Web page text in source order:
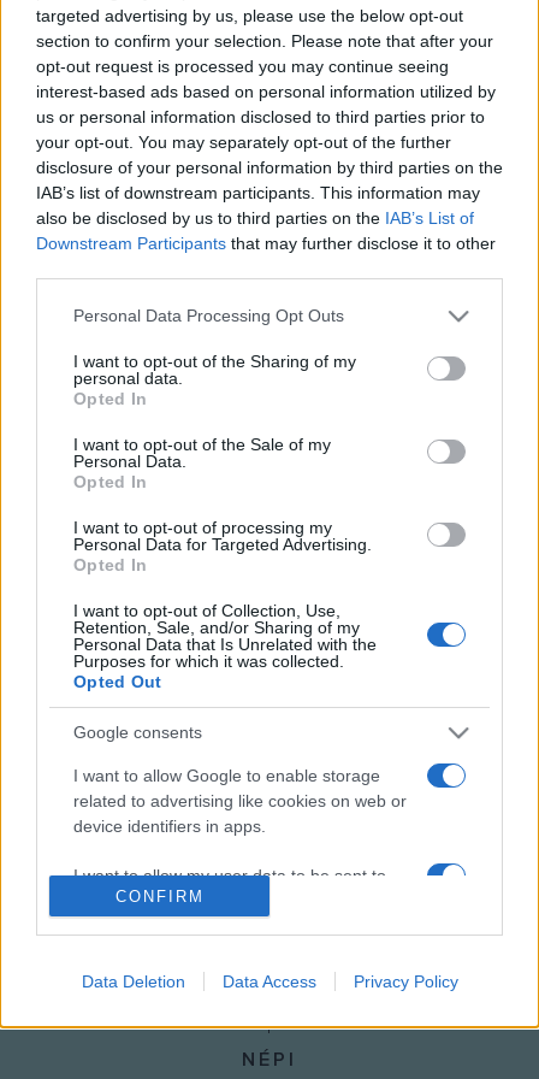
targeted advertising by us, please use the below opt-out
section to confirm your selection. Please note that after your
opt-out request is processed you may continue seeing
interest-based ads based on personal information utilized by
us or personal information disclosed to third parties prior to
your opt-out. You may separately opt-out of the further
disclosure of your personal information by third parties on the
IAB’s list of downstream participants. This information may
also be disclosed by us to third parties on the IAB’s List of
Downstream Participants that may further disclose it to other
Please note that this website/app uses one or more Google
not limited to your visit or usage behaviour. You may click to
grant or deny consent to Google and its third-party tags to
use your data for below specified purposes in below Google
consent section.
Personal Data Processing Opt Outs
I want to opt-out of the Sharing of my
personal data.
Opted In
I want to opt-out of the Sale of my
Personal Data.
Opted In
I want to opt-out of processing my
Personal Data for Targeted Advertising.
Opted In
I want to opt-out of Collection, Use,
Retention, Sale, and/or Sharing of my
Personal Data that Is Unrelated with the
Purposes for which it was collected.
Opted Out
Google consents
I want to allow Google to enable storage
related to advertising like cookies on web or
device identifiers in apps.
I want to allow my user data to be sent to
Google for online advertising purposes.
personalized advertising.
I want to allow Google to enable storage
related to analytics like cookies on web or
CONFIRM
Data Deletion Data Access Privacy Policy
A meghallgatáson több mint harmincan jelentek meg, köztük
olyan sztárok is, mintDolhai Attila - ő a címadó dallal
készült és elképzelt óriási sörénye iránti szerelméről
énekelt -, a Vígszínház fiatal művésze,Szemenyei János
vagyPeller Anna . Az énekesek legtöbbje a jól ismert
választása viszont elsöprő százalékban esett az
Easy To
Be Hardra.
összesen hat alkalommal - színre kerülő darab
szereposztására tehát már formálódnak az elképzelések,
közben a nézők is rendkívüli bizalmat szavaztak a Hairnek: a
jegyek közel ötven százaléka már gazdára talált.
A Hair augusztus 13-án, 14-én, 15-én, 20-án, 21-én és 22-én
kerül színpadra.
NÉPI